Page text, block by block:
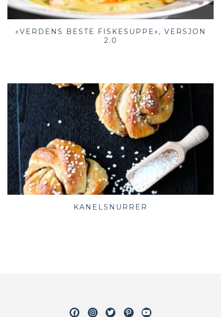
«VERDENS BESTE FISKESUPPE», VERSJON
2.0
KANELSNURRER
FacebookInstagram
TwitterPinterestYoutube